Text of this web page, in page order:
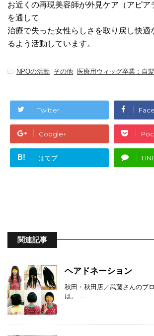
お近くの再現美容師が外見ケア（アピア
を通して
治療で失った女性らしさを取り戻し快適
るよう活動しています。
-NPOの活動, その他, 医療用ウィッグ卒業：自
Twitter
Google+
B! はてブ
関連記事
ヘアドネーション
秋田・秋田店／武藤さんの
は。 ...